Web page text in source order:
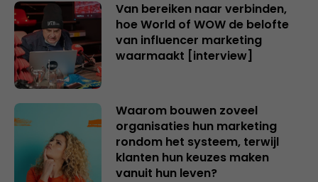
Van bereiken naar verbinden,
hoe World of WOW de belofte
van influencer marketing
waarmaakt [interview]
Waarom bouwen zoveel
organisaties hun marketing
rondom het systeem, terwijl
klanten hun keuzes maken
vanuit hun leven?